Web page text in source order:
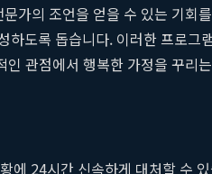
가의 조언을 얻을 수 있는 기
도록 돕습니다. 이러한 프로
관점에서 행복한 가정을 꾸리
에 24시간 신속하게 대처할 수